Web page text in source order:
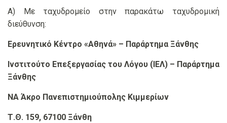
Α) Με ταχυδρομείο στην παρακάτω ταχυδρομική
διεύθυνση:
Ερευνητικό Κέντρο «Αθηνά» – Παράρτημα Ξάνθης
Ινστιτούτο Επεξεργασίας του Λόγου (ΙΕΛ) – Παράρτημα
Ξάνθης
ΝΑ Άκρο Πανεπιστημιούπολης Κιμμερίων
Τ.Θ. 159, 67100 Ξάνθη